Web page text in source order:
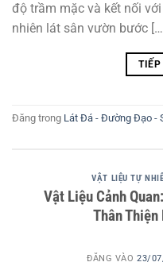
độ trầm mặc và kết nối
nhiên lát sân vườn bước
TIẾP
Đăng trong Lát Đá - Đường Đạo -
VẬT LIỆU TỰ
Vật Liệu Cảnh
Thân
ĐĂNG VÀO 23/